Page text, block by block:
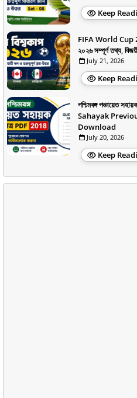
Keep
FIFA World Cup
২০২৬ সম্পূর্ণ তথ্য,
July 21, 2026
Keep
পশ্চিমবঙ্গ পঞ্চায়েত
Sahayak
Download
July 20, 2026
Keep